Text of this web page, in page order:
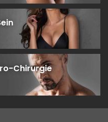
Chirurgie